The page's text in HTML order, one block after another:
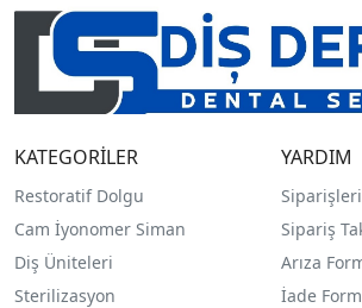
KATEGORİLER
Restoratif Dolgu
Cam İyonomer Siman
Diş Üniteleri
Sterilizasyon
YARDIM
Sipariş
Arıza
İade